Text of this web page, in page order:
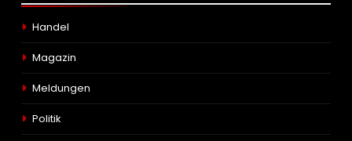
Handel
Magazin
Meldungen
Politik